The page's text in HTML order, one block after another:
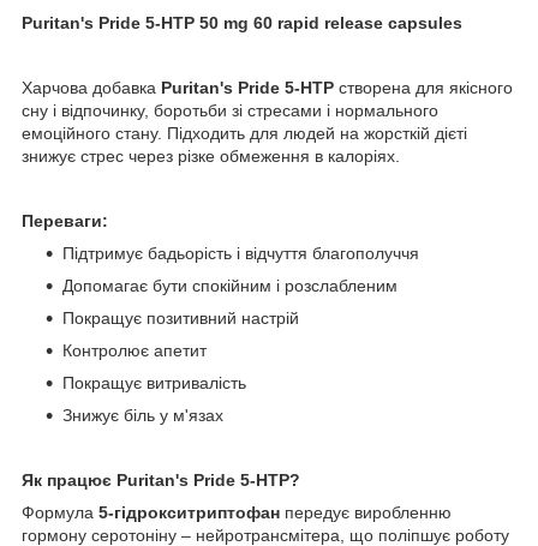
Puritan's Pride 5-HTP 50 mg 60 rapid release capsules
Харчова добавка Puritan's Pride 5-HTP створена для якісного
сну і відпочинку, боротьби зі стресами і нормального
емоційного стану. Підходить для людей на жорсткій дієті
знижує стрес через різке обмеження в калоріях.
Переваги:
Підтримує бадьорість і відчуття благополуччя
Допомагає бути спокійним і розслабленим
Покращує позитивний настрій
Контролює апетит
Покращує витривалість
Знижує біль у м'язах
Як працює Puritan's Pride 5-HTP?
Формула 5-гідрокситриптофан передує виробленню
гормону серотоніну – нейротрансмітера, що поліпшує роботу